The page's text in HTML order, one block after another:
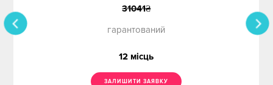
31041₴
гарантований
12 місць
ЗАЛИШИТИ ЗАЯВКУ